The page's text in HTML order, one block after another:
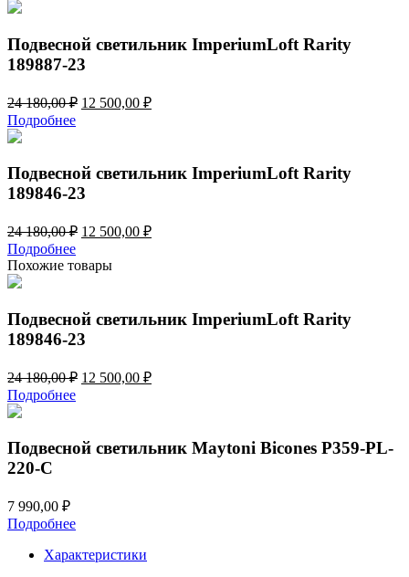
180,00 ₽.
Подвесной светильник ImperiumLoft Rarity
189887-23
24 180,00₽ Первоначальная
180,00 ₽.
12 500,00 ₽Текущая
Подробнее
Подвесной светильник ImperiumLoft Rarity
189846-23
24 180,00₽ Первоначальная
составляла
12 500,00 ₽Текущая
Подробнее
Похожие товары
Подвесной светильник ImperiumLoft Rarity
189846-23
24 180,00₽ Первоначальная
180,00 ₽.
12 500,00 ₽Текущая
Подробнее
Подвесной светильник Maytoni Bicones P359-PL-
220-C
7 990,00 ₽
Подробнее
Характеристики